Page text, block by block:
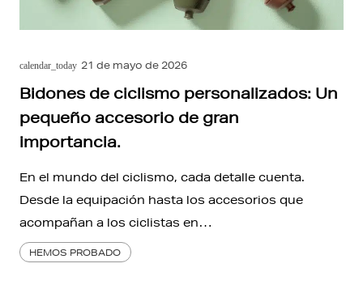
calendar_today 21 de mayo de 2026
Bidones de ciclismo personalizados: Un
pequeño accesorio de gran
importancia.
En el mundo del ciclismo, cada detalle cuenta.
Desde la equipación hasta los accesorios que
acompañan a los ciclistas en…
HEMOS PROBADO